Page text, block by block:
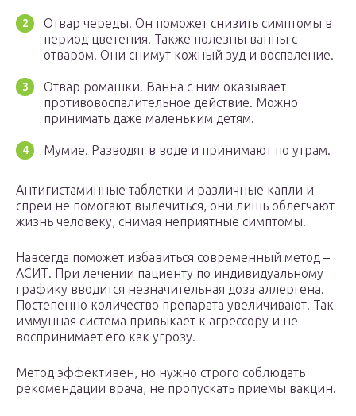
Отвар череды. Он поможет снизить симптомы в
период цветения. Также полезны ванны с
отваром. Они снимут кожный зуд и воспаление.
Отвар ромашки. Ванна с ним оказывает
противовоспалительное действие. Можно
принимать даже маленьким детям.
Мумие. Разводят в воде и принимают по утрам.
Антигистаминные таблетки и различные капли и
спреи не помогают вылечиться, они лишь облегчают
жизнь человеку, снимая неприятные симптомы.
Навсегда поможет избавиться современный метод –
АСИТ. При лечении пациенту по индивидуальному
графику вводится незначительная доза аллергена.
Постепенно количество препарата увеличивают. Так
иммунная система привыкает к агрессору и не
воспринимает его как угрозу.
Метод эффективен, но нужно строго соблюдать
рекомендации врача, не пропускать приемы вакцин.